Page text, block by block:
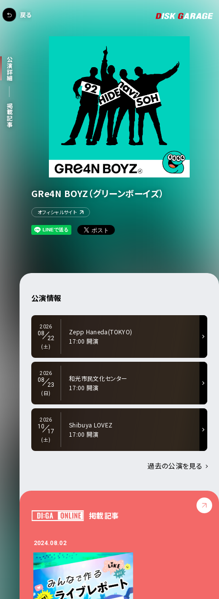
公演詳細
掲載記事
GRe4N BOYZ（グリーンボーイズ）
オフィシャルサイト
公演情報
2026
08
22
(土)
Zepp Haneda(TOKYO)
17:00 開演
2026
08
23
(日)
和光市民文化センター
17:00 開演
2026
10
17
(土)
Shibuya LOVEZ
17:00 開演
過去の公演を見る
掲載記事
2024.08.02
戻る